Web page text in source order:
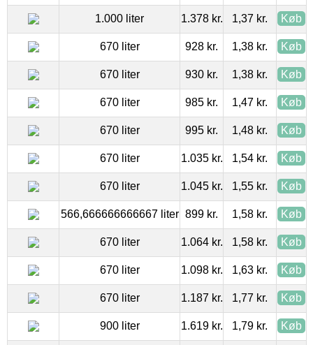
1.000 liter 1.378 kr. 1,37 kr. Køb
670 liter 928 kr. 1,38 kr. Køb
670 liter 930 kr. 1,38 kr. Køb
670 liter 985 kr. 1,47 kr. Køb
670 liter 995 kr. 1,48 kr. Køb
670 liter 1.035 kr. 1,54 kr. Køb
670 liter 1.045 kr. 1,55 kr. Køb
566,666666666667 liter 899 kr. 1,58 kr. Køb
670 liter 1.064 kr. 1,58 kr. Køb
670 liter 1.098 kr. 1,63 kr. Køb
670 liter 1.187 kr. 1,77 kr. Køb
900 liter 1.619 kr. 1,79 kr. Køb